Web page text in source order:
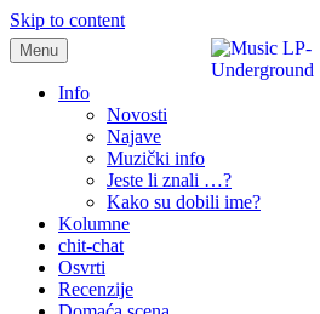
Skip to content
samo muzika i …..
Menu
Info
Novosti
Najave
Muzički info
Jeste li znali …?
Kako su dobili ime?
Kolumne
chit-chat
Osvrti
Recenzije